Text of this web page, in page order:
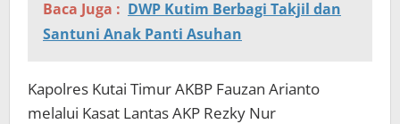
Baca Juga : DWP Kutim Berbagi Takjil dan
Santuni Anak Panti Asuhan
Kapolres Kutai Timur AKBP Fauzan Arianto
melalui Kasat Lantas AKP Rezky Nur